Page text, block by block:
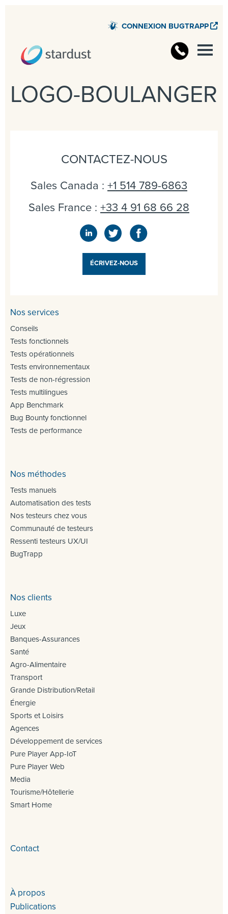
CONNEXION BUGTRAPP
LOGO-BOULANGER
CONTACTEZ-NOUS
Sales Canada : +1 514 789-6863
Sales France : +33 4 91 68 66 28
ÉCRIVEZ-NOUS
Nos services
Conseils
Tests fonctionnels
Tests opérationnels
Tests environnementaux
Tests de non-régression
Tests multilingues
App Benchmark
Bug Bounty fonctionnel
Tests de performance
Nos méthodes
Tests manuels
Automatisation des tests
Nos testeurs chez vous
Communauté de testeurs
Ressenti testeurs UX/UI
BugTrapp
Nos clients
Luxe
Jeux
Banques-Assurances
Santé
Agro-Alimentaire
Transport
Grande Distribution/Retail
Énergie
Sports et Loisirs
Agences
Développement de services
Pure Player App-IoT
Pure Player Web
Media
Tourisme/Hôtellerie
Smart Home
Contact
À propos
Publications